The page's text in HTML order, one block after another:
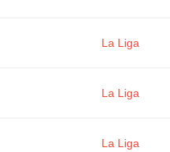
La Liga
La Liga
La Liga